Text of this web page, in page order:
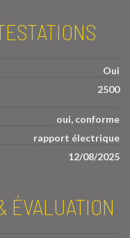
Oui
2500
oui, conforme
rapport électrique
12/08/2025
ÉVALUATION